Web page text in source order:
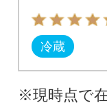
冷蔵
※現時点で